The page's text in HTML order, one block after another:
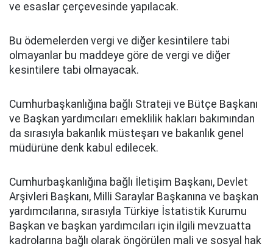
ve esaslar çerçevesinde yapılacak.
Bu ödemelerden vergi ve diğer kesintilere tabi
olmayanlar bu maddeye göre de vergi ve diğer
kesintilere tabi olmayacak.
Cumhurbaşkanlığına bağlı Strateji ve Bütçe Başkanı
ve Başkan yardımcıları emeklilik hakları bakımından
da sırasıyla bakanlık müsteşarı ve bakanlık genel
müdürüne denk kabul edilecek.
Cumhurbaşkanlığına bağlı İletişim Başkanı, Devlet
Arşivleri Başkanı, Milli Saraylar Başkanına ve başkan
yardımcılarına, sırasıyla Türkiye İstatistik Kurumu
Başkan ve başkan yardımcıları için ilgili mevzuatta
kadrolarına bağlı olarak öngörülen mali ve sosyal hak